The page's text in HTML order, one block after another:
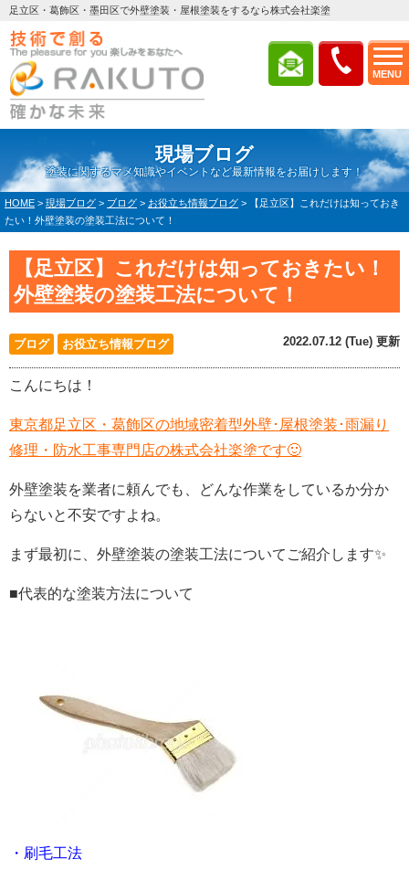
MENU
足立区・葛飾区・墨田区で外壁塗装・屋根塗装をするなら株式会社楽塗
現場ブログ
塗装に関するマメ知識やイベントなど最新情報をお届けします！
HOME > 現場ブログ > ブログ > お役立ち情報ブログ >
【足立区】これだけは知っておき
たい！外壁塗装の塗装工法について！
【足立区】これだけは知っておきたい！
外壁塗装の塗装工法について！
ブログ お役立ち情報ブログ 2022.07.12 (Tue) 更新
こんにちは！
東京都足立区・葛飾区の地域密着型外壁･屋根塗装･雨漏り
修理・防水工事専門店の株式会社楽塗です🙂
外壁塗装を業者に頼んでも、どんな作業をしているか分か
らないと不安ですよね。
まず最初に、外壁塗装の塗装工法についてご紹介します✨
■代表的な塗装方法について
・刷毛工法